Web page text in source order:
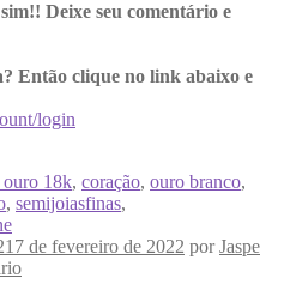
Deixe seu comentário e
Então clique no link abaixo e
login
ouro 18k, coração, ouro branco,
, semijoiasfinas,
7 de fevereiro de 2022 porJaspe